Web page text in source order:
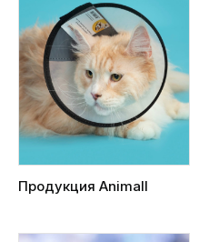
Продукция Animall